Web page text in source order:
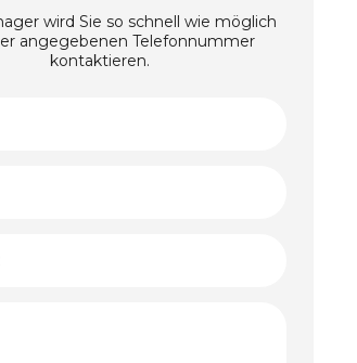
wird Sie so schnell wie möglich
angegebenen Telefonnummer
kontaktieren.